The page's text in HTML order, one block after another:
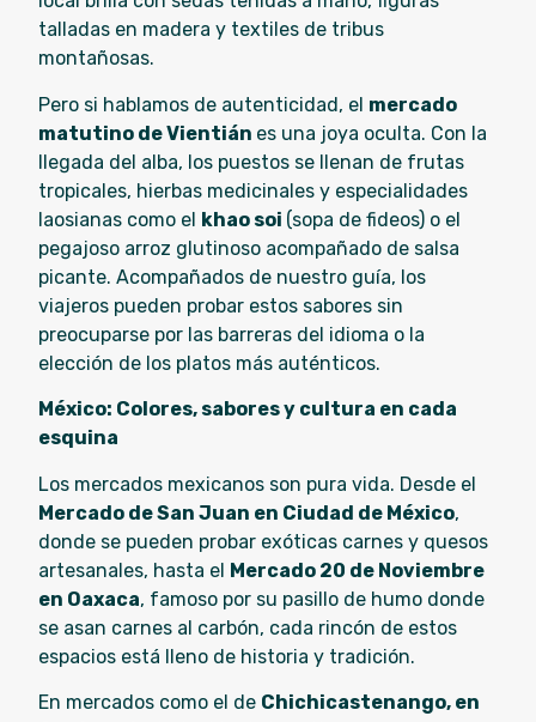
talladas en madera y textiles de tribus
montañosas.
Pero si hablamos de autenticidad, el mercado
matutino de Vientián es una joya oculta. Con la
llegada del alba, los puestos se llenan de frutas
tropicales, hierbas medicinales y especialidades
laosianas como el khao soi (sopa de fideos) o el
pegajoso arroz glutinoso acompañado de salsa
picante. Acompañados de nuestro guía, los
viajeros pueden probar estos sabores sin
preocuparse por las barreras del idioma o la
elección de los platos más auténticos.
México: Colores, sabores y cultura en cada
esquina
Los mercados mexicanos son pura vida. Desde el
Mercado de San Juan en Ciudad de México,
donde se pueden probar exóticas carnes y quesos
artesanales, hasta el Mercado 20 de Noviembre
en Oaxaca, famoso por su pasillo de humo donde
se asan carnes al carbón, cada rincón de estos
espacios está lleno de historia y tradición.
En mercados como el de Chichicastenango, en